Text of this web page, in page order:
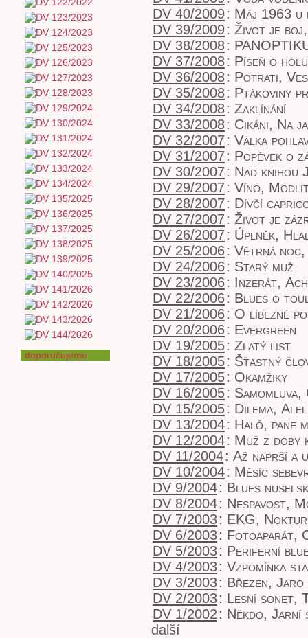
doporučujeme
DV 40/2009: Máj 1963 u
DV 39/2009: Život je
DV 38/2008:
DV 37/2008: Píseň o
DV 36/2008: Potrati,
DV 35/2008: Ptákoviny
DV 34/2008: Zaklínání
DV 33/2008: Cikáni, Na
DV 32/2007: Válka
DV 31/2007: Popěvek o
DV 30/2007: Nad knihou
DV 29/2007: Víno,
DV 28/2007: Dívčí
DV 27/2007: Život je
DV 26/2007: Úplněk,
DV 25/2006: Větrná noc
DV 24/2006: Starý muž
DV 23/2006: Inzerát,
DV 22/2006: Blues o
DV 21/2006: O líbezné
DV 20/2006: Evergreen
DV 19/2005: Zlatý list
DV 18/2005: Šťastný
DV 17/2005: Okamžiky
DV 16/2005: Samomluva,
DV 15/2005: Dilema,
DV 13/2004: Haló, pane
DV 12/2004: Muž z doby
DV 11/2004: Až naprší a
DV 10/2004: Měsíc
DV 9/2004: Blues
DV 8/2004: Nespavost,
DV 7/2003: EKG,
DV 6/2003: Fotoaparát,
DV 5/2003: Periferní
DV 4/2003: Vzpomínka
DV 3/2003: Březen, Jaro
DV 2/2003: Lesní sonet,
DV 1/2002: Někdo, Jarní
další